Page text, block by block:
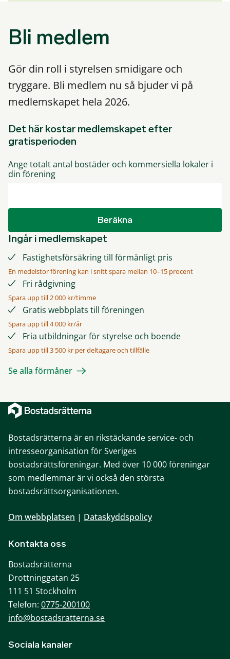
Bli medlem
Gör din roll i styrelsen smidigare och
tryggare. Bli medlem nu så bjuder vi på
medlemskapet hela 2026.
Det här kostar medlemskapet efter
gratisperioden
Ange totalt antal bostäder och kommersiella lokaler i
din förening
Beräkna
Ingår i medlemskapet
Fastighetsförsäkring till förmånligt pris
En medelstor förening kan i snitt spara mellan 10–15 procent
Fri rådgivning
Spara upp till 2 000 kr/timme
Gratis webbplats till föreningen
Spara upp till 4 000 kr/år
Fria utbildningar för styrelse och boende
Spara upp till 3 500 kr per deltagare och tillfälle
Se alla förmåner
Bostadsrätterna är en rikstäckande service- och
intresseorganisation för Sveriges
bostadsrättsföreningar. Med över 10 000 föreningar
som medlemmar är vi också den största
bostadsrättsorganisationen.
Om webbplatsen | Dataskyddspolicy
Kontakta oss
Bostadsrätterna
Drottninggatan 25
111 51 Stockholm
Telefon: 0775-200100
info@bostadsratterna.se
Sociala kanaler